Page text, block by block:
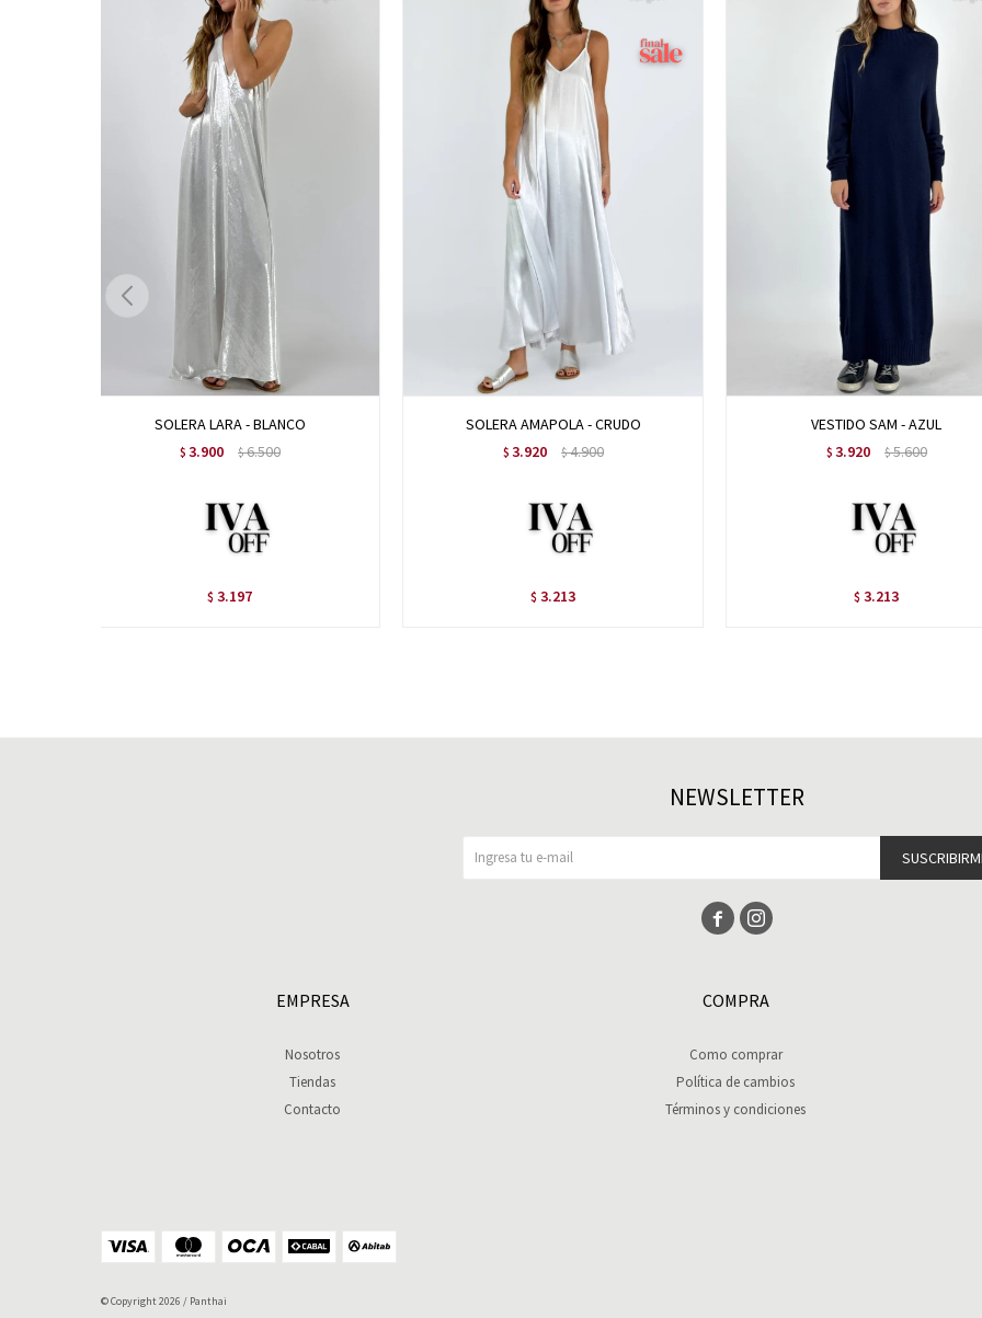
SOLERA LARA - BLANCO
$ 3.900 $6.500
$ 3.197
SOLERA AMAPOLA - CRUDO
$ 3.920 $4.900
$ 3.213
VESTIDO SAM - AZUL
$ 3.920 $5.600
$ 3.213
EMPRESA
Nosotros
Tiendas
Contacto
COMPRA
Como comprar
Política de cambios
Términos y condiciones
NEWSLETTER
 
© Copyright 2026 / Panthai